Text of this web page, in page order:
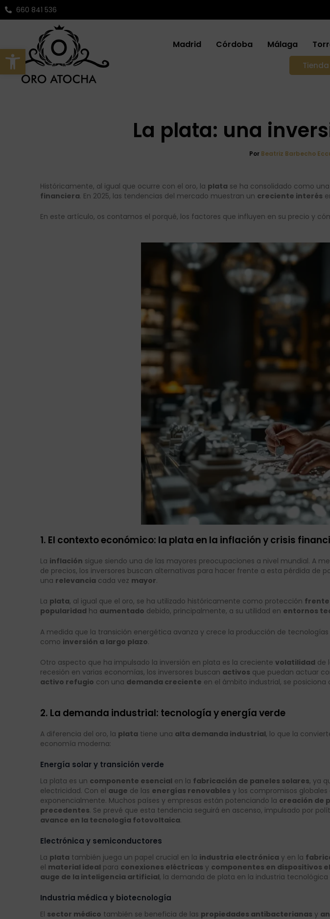
Abrir barra de herramientas
660 841 536
Madrid Córdoba Málaga
La plata: una
Por Beatriz Barbecho
Históricamente, al igual que ocurre con el oro, la plata se ha consolidado como
financiera. En 2025, las tendencias del mercado muestran un creciente interés
En este artículo, os contamos el porqué, los factores que influyen en su precio y
1. El contexto económico: la plata en la inflación y crisis
La inflación sigue siendo una de las mayores preocupaciones a nivel mundial. A
de precios, los inversores buscan alternativas para hacer frente a esta pérdida de
una relevancia cada vez mayor.
La plata, al igual que el oro, se ha utilizado históricamente como protección frente
popularidad ha aumentado debido, principalmente, a su utilidad en entornos
A medida que la transición energética avanza y crece la producción de tecnologías
como inversión a largo plazo.
Otro aspecto que ha impulsado la inversión en plata es la creciente volatilidad de
recesión en varias economías, los inversores buscan activos que puedan actuar
activo refugio con una demanda creciente en el ámbito industrial, se
2. La demanda industrial: tecnología y energía verde
A diferencia del oro, la plata tiene una alta demanda industrial, lo que la
economía moderna:
Energía solar y transición verde
La plata es un componente esencial en la fabricación de paneles solares, ya
electricidad. Con el auge de las energías renovables y los compromisos globales
exponencialmente. Muchos países y empresas están potenciando la creación de
precedentes. Se prevé que esta tendencia seguirá en ascenso, impulsado por
avance en la tecnología fotovoltaica.
Electrónica y semiconductores
La plata también juega un papel crucial en la industria electrónica y en la
el material ideal para conexiones eléctricas y componentes en dispositivos
auge de la inteligencia artificial, la demanda de plata en la industria
Industria médica y biotecnología
El sector médico también se beneficia de las propiedades antibacterianas y
Navegación
de
entradas